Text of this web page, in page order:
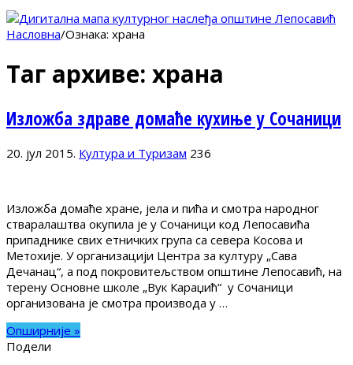
Насловна/Ознака: храна
Таг архиве: храна
Изложба здраве домаће кухиње у Сочаници
20. јул 2015. Култура и Туризам 236
Изложба домаће хране, јела и пића и смотра народног
стваралаштва окупила је у Сочаници код Лепосавића
припаднике свих етничких група са севера Косова и
Метохије. У организацији Центра за културу „Сава
Дечанац“, а под покровитељством општине Лепосавић, на
терену Основне школе „Вук Караџић“ у Сочаници
организована је смотра производа у …
Опширније »
Подели